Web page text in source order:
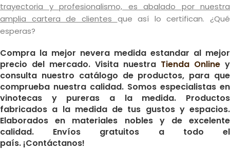
trayectoria y profesionalismo, es abalado por nuestra
amplia cartera de clientes que así lo certifican. ¿Qué
esperas?
Compra la mejor nevera medida estandar al mejor
precio del mercado. Visita nuestra Tienda Online y
consulta nuestro catálogo de productos, para que
comprueba nuestra calidad. Somos especialistas en
vinotecas y pureras a la medida. Productos
fabricados a la medida de tus gustos y espacios.
Elaborados en materiales nobles y de excelente
calidad. Envíos gratuitos a todo el
país. ¡Contáctanos!